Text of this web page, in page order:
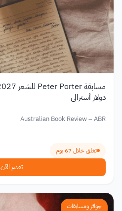
دولار أسترالي
Australian Book Review – ABR
تغلق خلال 67 يوم
تقدم الآن
جوائز ومسابقات